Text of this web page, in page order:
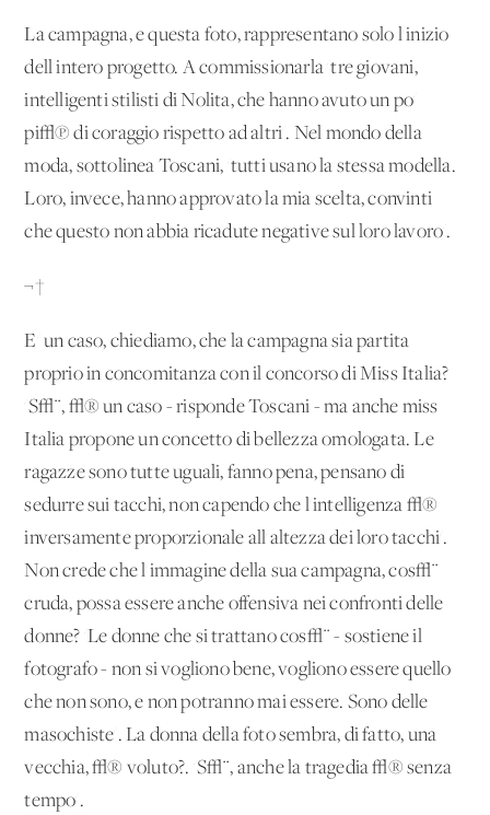
La campagna, e questa foto, rappresentano solo l'inizio
dell'intero progetto. A commissionarla 'tre giovani,
intelligenti stilisti di Nolita, che hanno avuto un po'
pi√π di coraggio rispetto ad altri'. Nel mondo della
moda, sottolinea Toscani, 'tutti usano la stessa modella.
Loro, invece, hanno approvato la mia scelta, convinti
che questo non abbia ricadute negative sul loro lavoro'.
¬†
E' un caso, chiediamo, che la campagna sia partita
proprio in concomitanza con il concorso di Miss Italia?
'S√¨, √® un caso - risponde Toscani - ma anche miss
Italia propone un concetto di bellezza omologata. Le
ragazze sono tutte uguali, fanno pena, pensano di
sedurre sui tacchi, non capendo che l'intelligenza √®
inversamente proporzionale all'altezza dei loro tacchi'.
Non crede che l'immagine della sua campagna, cos√¨
cruda, possa essere anche offensiva nei confronti delle
donne? 'Le donne che si trattano cos√¨ - sostiene il
fotografo - non si vogliono bene, vogliono essere quello
che non sono, e non potranno mai essere. Sono delle
masochiste'. La donna della foto sembra, di fatto, una
vecchia, √® voluto?. 'S√¨, anche la tragedia √® senza
tempo'.